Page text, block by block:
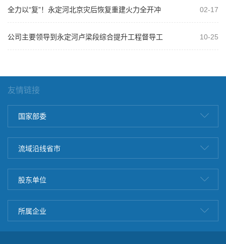
全力以“复”！永定河北京灾后恢复重建火力全开冲
02-17
公司主要领导到永定河卢梁段综合提升工程督导工
10-25
友情链接
国家部委
流域沿线省市
股东单位
所属企业